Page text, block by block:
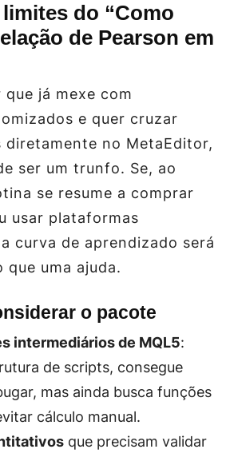
do “Como
de Pearson em
já mexe com
e quer cruzar
diretamente no MetaEditor,
ser um trunfo. Se, ao
se resume a comprar
usar plataformas
a curva de aprendizado será
que uma ajuda.
o pacote
intermediários de MQL5:
de scripts, consegue
mas ainda busca funções
cálculo manual.
que precisam validar